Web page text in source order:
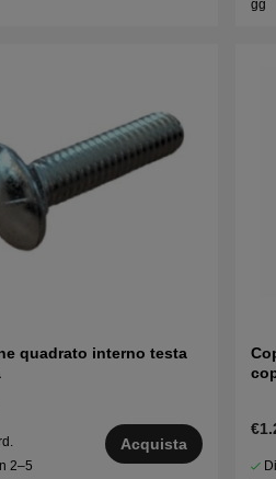
gg
quadrato interno testa
2–5
Acquista